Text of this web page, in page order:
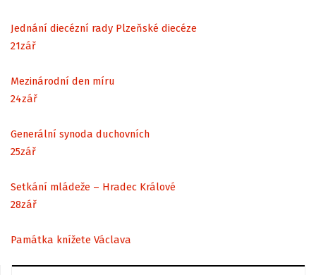
Jednání diecézní rady Plzeňské diecéze
21zář
Mezinárodní den míru
24zář
Generální synoda duchovních
25zář
Setkání mládeže – Hradec Králové
28zář
Památka knížete Václava